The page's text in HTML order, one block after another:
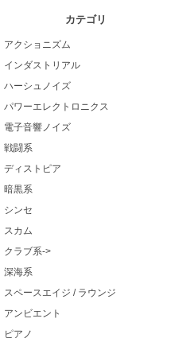
カテゴリ
アクショニズム
インダストリアル
ハーシュノイズ
パワーエレクトロニクス
電子音響ノイズ
戦闘系
ディストピア
暗黒系
シンセ
スカム
クラブ系->
深海系
スペースエイジ / ラウンジ
アンビエント
ピアノ